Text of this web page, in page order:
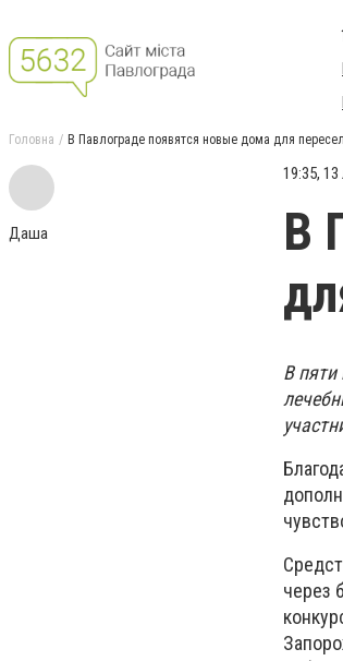
Головна В Павлограде появятся новые дома для
Даша
19:35,
В
В пяти
через